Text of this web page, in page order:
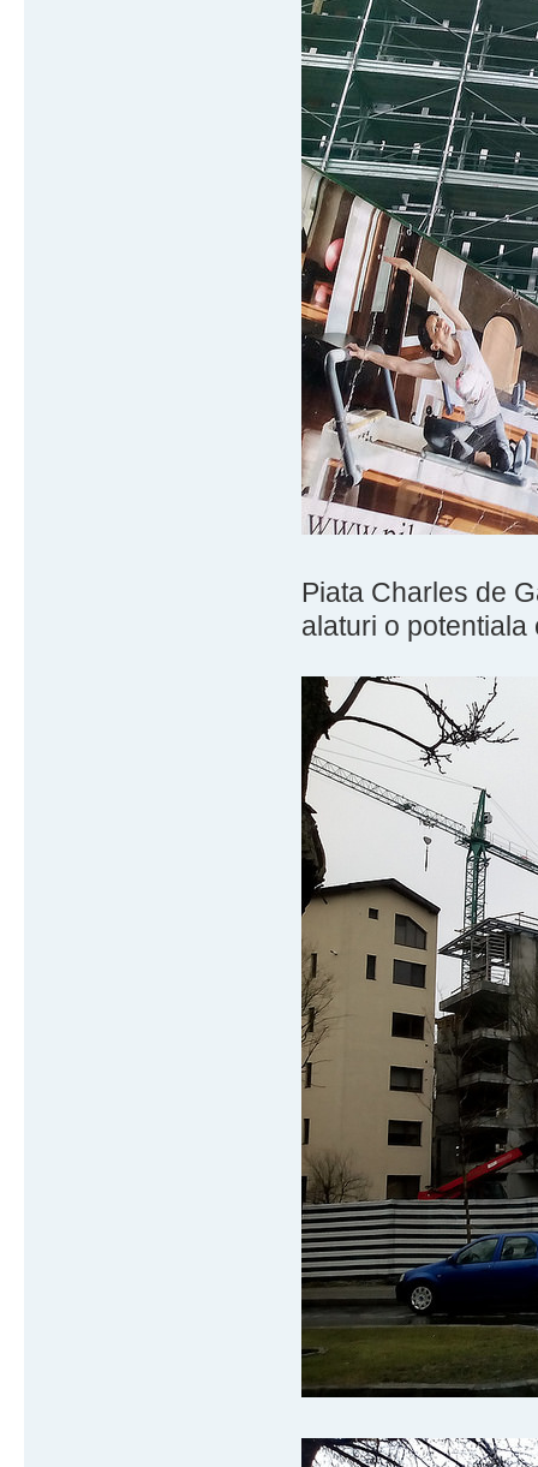
Piata Charles de
alaturi o potentiala